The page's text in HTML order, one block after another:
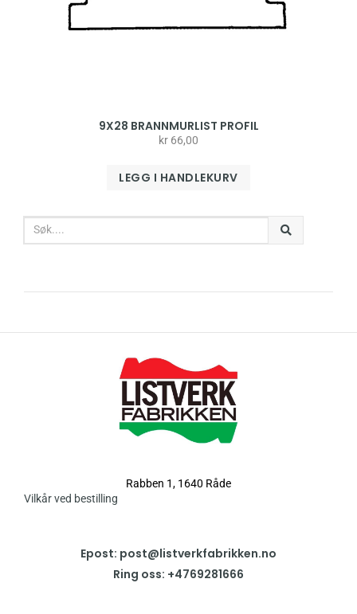
9X28 BRANNMURLIST PROFIL
kr 66,00
LEGG I HANDLEKURV
Rabben 1, 1640 Råde
Vilkår ved bestilling
Epost: post@listverkfabrikken.no
Ring oss: +4769281666